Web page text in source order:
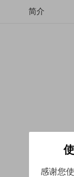
简介
感谢您